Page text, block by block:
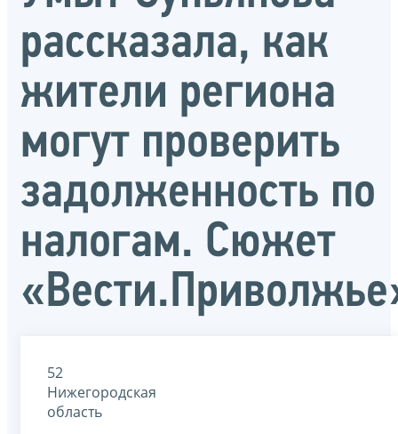
рассказала, как
жители региона
могут проверить
задолженность по
налогам. Сюжет
52
Нижегородская
область